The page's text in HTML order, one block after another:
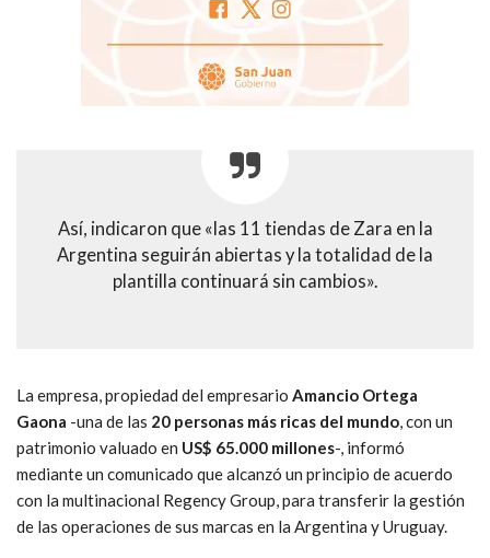
Así, indicaron que «las 11 tiendas de Zara en la
Argentina seguirán abiertas y la totalidad de la
plantilla continuará sin cambios».
La empresa, propiedad del empresario Amancio Ortega
Gaona -una de las 20 personas más ricas del mundo , con un
patrimonio valuado en US$ 65.000 millones-, informó
mediante un comunicado que alcanzó un principio de acuerdo
con la multinacional Regency Group, para transferir la gestión
de las operaciones de sus marcas en la Argentina y Uruguay.